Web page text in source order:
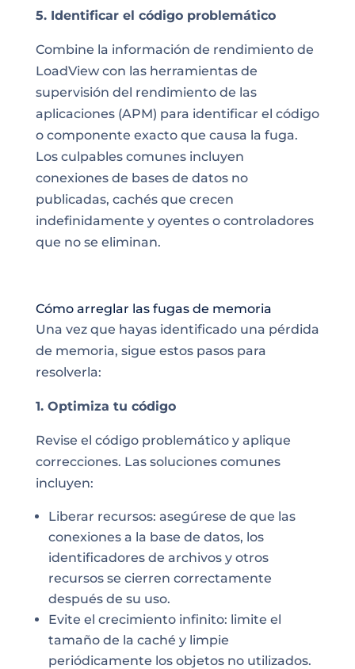
5. Identificar el código problemático
Combine la información de rendimiento de
LoadView con las herramientas de
supervisión del rendimiento de las
aplicaciones (APM) para identificar el código
o componente exacto que causa la fuga.
Los culpables comunes incluyen
conexiones de bases de datos no
publicadas, cachés que crecen
indefinidamente y oyentes o controladores
que no se eliminan.
Cómo arreglar las fugas de memoria
Una vez que hayas identificado una pérdida
de memoria, sigue estos pasos para
resolverla:
1. Optimiza tu código
Revise el código problemático y aplique
correcciones. Las soluciones comunes
incluyen:
Liberar recursos: asegúrese de que las
conexiones a la base de datos, los
identificadores de archivos y otros
recursos se cierren correctamente
después de su uso.
Evite el crecimiento infinito: limite el
tamaño de la caché y limpie
periódicamente los objetos no utilizados.